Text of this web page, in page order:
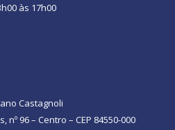
às 17h00
Castagnoli
96 – Centro – CEP 84550-000